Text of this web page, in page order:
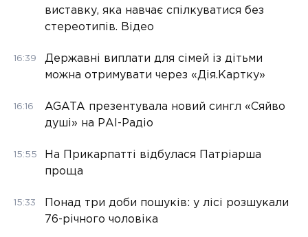
виставку, яка навчає спілкуватися без
стереотипів. Відео
16:39
Державні виплати для сімей із дітьми
можна отримувати через «Дія.Картку»
16:16
AGATA презентувала новий сингл «Сяйво
душі» на РАІ-Радіо
15:55
На Прикарпатті відбулася Патріарша
проща
15:33
Понад три доби пошуків: у лісі розшукали
76-річного чоловіка